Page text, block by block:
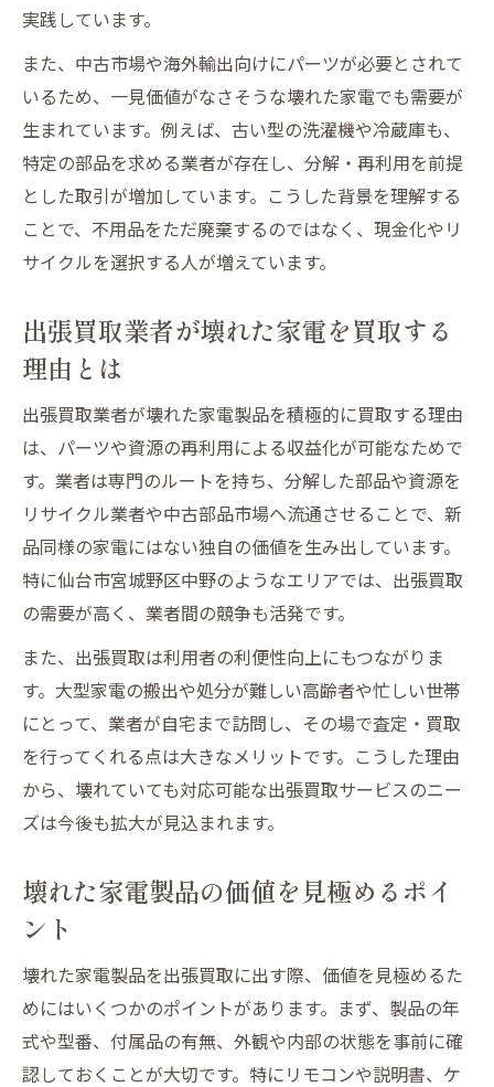
実践しています。
また、中古市場や海外輸出向けにパーツが必要とされて
いるため、一見価値がなさそうな壊れた家電でも需要が
生まれています。例えば、古い型の洗濯機や冷蔵庫も、
特定の部品を求める業者が存在し、分解・再利用を前提
とした取引が増加しています。こうした背景を理解する
ことで、不用品をただ廃棄するのではなく、現金化やリ
サイクルを選択する人が増えています。
出張買取業者が壊れた家電を買取する
理由とは
出張買取業者が壊れた家電製品を積極的に買取する理由
は、パーツや資源の再利用による収益化が可能なためで
す。業者は専門のルートを持ち、分解した部品や資源を
リサイクル業者や中古部品市場へ流通させることで、新
品同様の家電にはない独自の価値を生み出しています。
特に仙台市宮城野区中野のようなエリアでは、出張買取
の需要が高く、業者間の競争も活発です。
また、出張買取は利用者の利便性向上にもつながりま
す。大型家電の搬出や処分が難しい高齢者や忙しい世帯
にとって、業者が自宅まで訪問し、その場で査定・買取
を行ってくれる点は大きなメリットです。こうした理由
から、壊れていても対応可能な出張買取サービスのニー
ズは今後も拡大が見込まれます。
壊れた家電製品の価値を見極めるポイ
ント
壊れた家電製品を出張買取に出す際、価値を見極めるた
めにはいくつかのポイントがあります。まず、製品の年
式や型番、付属品の有無、外観や内部の状態を事前に確
認しておくことが大切です。特にリモコンや説明書、ケ